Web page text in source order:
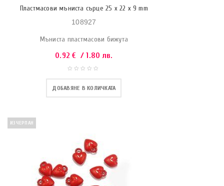
Пластмасови мъниста сърце 25 x 22 x 9 mm
108927
Мъниста пластмасови бижута
0.92€ / 1.80 лв.
ДОБАВЯНЕ В КОЛИЧКАТА
ИЗЧЕРПАН